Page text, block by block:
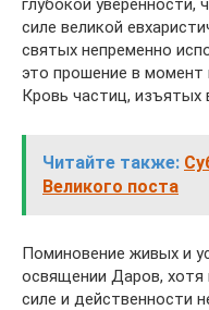
глубокой уверенности,
силе великой
святых непременно
это прошение в момент
Кровь частиц, изъятых
Читайте также:
Великого поста
Поминовение живых и
освящении Даров, хотя
силе и действенности